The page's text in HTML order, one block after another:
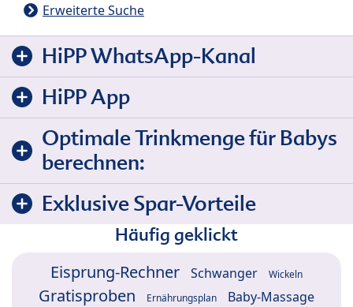
Erweiterte Suche
HiPP WhatsApp-Kanal
HiPP App
Optimale Trinkmenge für Babys
berechnen:
Exklusive Spar-Vorteile
Häufig geklickt
Eisprung-Rechner Schwanger Wickeln
Gratisproben Ernährungsplan Baby-Massage